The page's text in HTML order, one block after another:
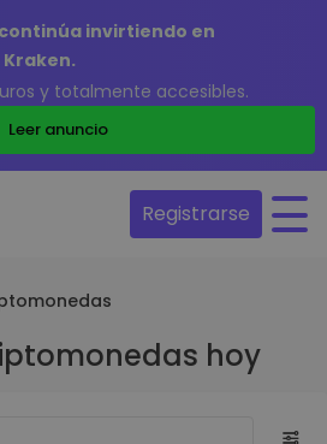
invirtiendo en
y totalmente accesibles.
Leer anuncio
Registrarse
hoy